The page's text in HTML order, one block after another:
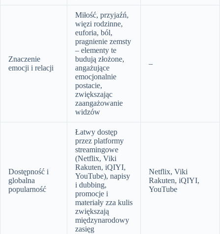
Znaczenie
emocji i relacji
Miłość, przyjaźń,
więzi rodzinne,
euforia, ból,
pragnienie zemsty
– elementy te
budują złożone,
angażujące
emocjonalnie
postacie,
zwiększając
zaangażowanie
widzów
–
Dostępność i
globalna
popularność
Łatwy dostęp
przez platformy
streamingowe
(Netflix, Viki
Rakuten, iQIYI,
YouTube), napisy
i dubbing,
promocje i
materiały zza kulis
zwiększają
międzynarodowy
zasięg
Netflix, Viki
Rakuten, iQIYI,
YouTube